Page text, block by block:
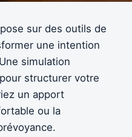
sur des outils de
une intention
simulation
structurer votre
un apport
ou la